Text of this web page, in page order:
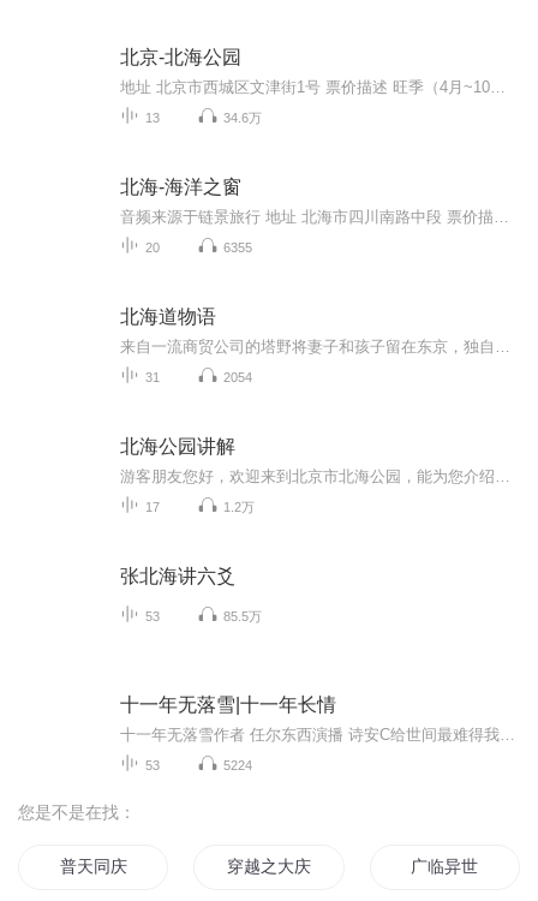
北京-北海公园
13 34.6万
北海-海洋之窗
20 6355
北海道物语
31 2054
北海公园讲解
17 1.2万
张北海讲六爻
53 85.5万
十一年无落雪|十一年长情
53 5224
您是不是在找：
普天同庆 穿越之大庆帝国 广临异世